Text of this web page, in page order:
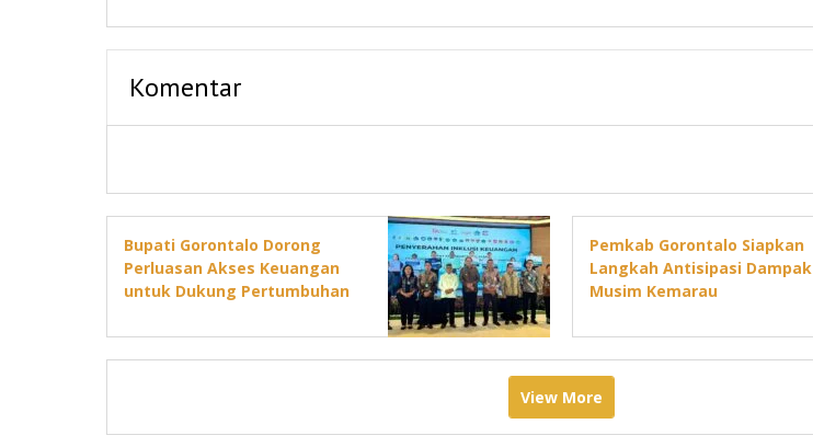
Komentar
Bupati Gorontalo Dorong
Perluasan Akses Keuangan
untuk Dukung Pertumbuhan
Pemkab Gorontalo Siapkan
Langkah Antisipasi Dampak
Musim Kemarau
View More